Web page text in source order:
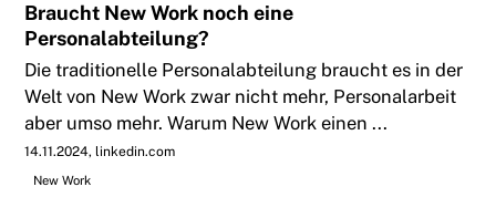
Braucht New Work noch eine
Personalabteilung?
Die traditionelle Personalabteilung braucht es in der
Welt von New Work zwar nicht mehr, Personalarbeit
aber umso mehr. Warum New Work einen ...
14.11.2024 linkedin.com
New Work